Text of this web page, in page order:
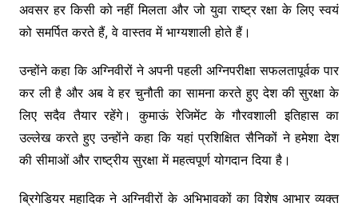
अवसर हर किसी को नहीं मिलता और जो युवा राष्ट्र रक्षा के लिए स्वयं
को समर्पित करते हैं, वे वास्तव में भाग्यशाली होते हैं।
उन्होंने कहा कि अग्निवीरों ने अपनी पहली अग्निपरीक्षा सफलतापूर्वक पार
कर ली है और अब वे हर चुनौती का सामना करते हुए देश की सुरक्षा के
लिए सदैव तैयार रहेंगे। कुमाऊं रेजिमेंट के गौरवशाली इतिहास का
उल्लेख करते हुए उन्होंने कहा कि यहां प्रशिक्षित सैनिकों ने हमेशा देश
की सीमाओं और राष्ट्रीय सुरक्षा में महत्वपूर्ण योगदान दिया है।
ब्रिगेडियर महादिक ने अग्निवीरों के अभिभावकों का विशेष आभार व्यक्त